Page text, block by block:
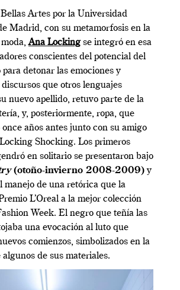
Artes por la Universidad
Madrid, con su metamorfosis en la
moda,Ana Lockingse integró en esa
conscientes del potencial del
detonar las emociones y
que otros lenguajes
nuevo apellido, retuvo parte de la
y, posteriormente, ropa, que
años antes junto con su amigo
Shocking. Los primeros
en solitario se presentaron bajo
(otoño-invierno 2008-2009)y
manejo de una retórica que la
L’Oreal a la mejor colección
Week. El negro que teñía las
una evocación al luto que
comienzos, simbolizados en la
de sus materiales.